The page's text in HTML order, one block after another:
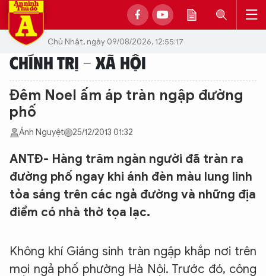
Chủ Nhật, ngày 09/08/2026, 12:55:17
CHÍNH TRỊ - XÃ HỘI
Đêm Noel ấm áp tràn ngập đường
phố
Ánh Nguyệt 25/12/2013 01:32
ANTĐ- Hàng trăm ngàn người đã tràn ra
đường phố ngay khi ánh đèn màu lung linh
tỏa sáng trên các ngả đường và những địa
điểm có nhà thờ tọa lạc.
Không khí Giáng sinh tràn ngập khắp nơi trên
mọi ngả phố phường Hà Nội. Trước đó, công